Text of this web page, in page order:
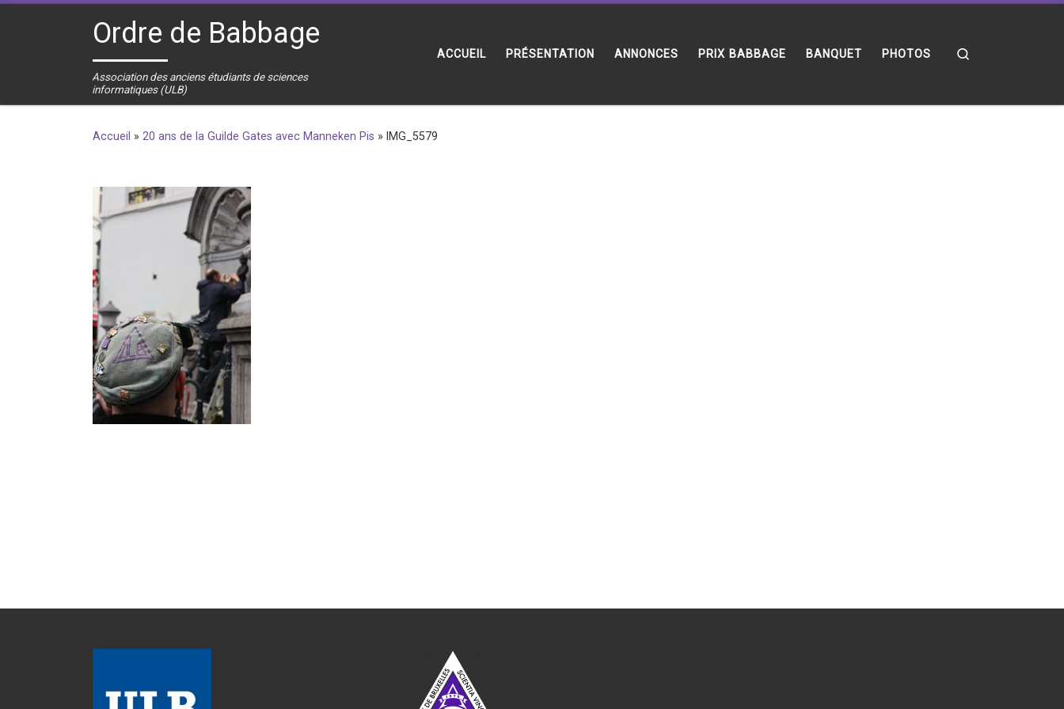
Skip to contentOrdre de Babbage
Association des anciens étudiants de sciences
informatiques (ULB)
ACCUEIL PRÉSENTATION ANNONCES PRIX BABBAGE BANQUET PHOTOS
Accueil » 20 ans de la Guilde Gates avec Manneken Pis » IMG_5579